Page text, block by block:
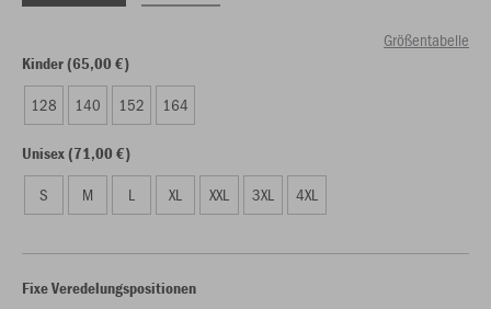
Größentabelle
Kinder (65,00 €)
128 140 152 164
Unisex (71,00 €)
S M L XL XXL 3XL 4XL
Fixe Veredelungspositionen